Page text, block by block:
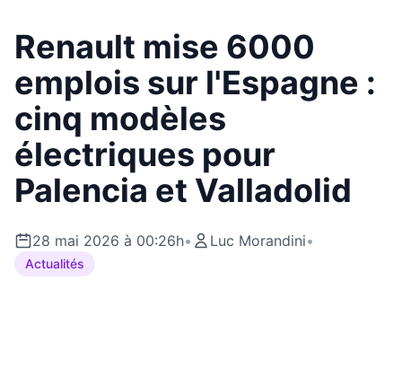
Renault mise 6000
emplois sur l'Espagne :
cinq modèles
électriques pour
Palencia et Valladolid
28 mai 2026 à 00:26h• Luc Morandini•
Actualités